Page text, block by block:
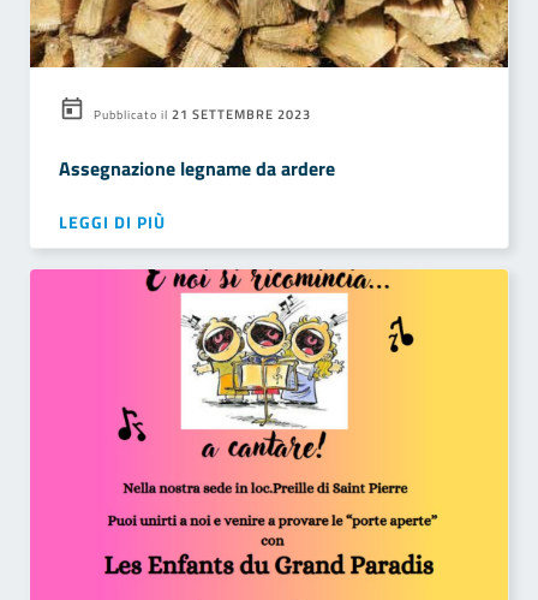
Pubblicato il 21 SETTEMBRE 2023
Assegnazione legname da ardere
LEGGI DI PIÙ